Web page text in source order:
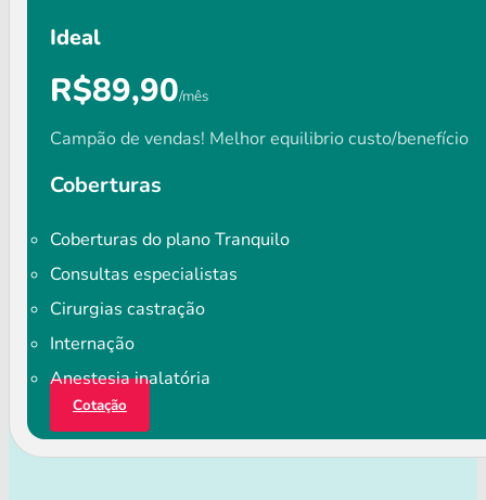
Ideal
R$89,90/mês
Campão de vendas! Melhor equilibrio custo/benefício
Coberturas
Coberturas do plano Tranquilo
Consultas especialistas
Cirurgias castração
Internação
Anestesia inalatória
Cotação